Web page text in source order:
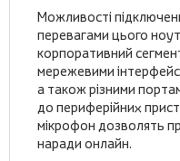
Можливості
перевагами цього
корпоративний
мережевими
а також різними
до периферійних
мікрофон дозволять
наради онлайн.